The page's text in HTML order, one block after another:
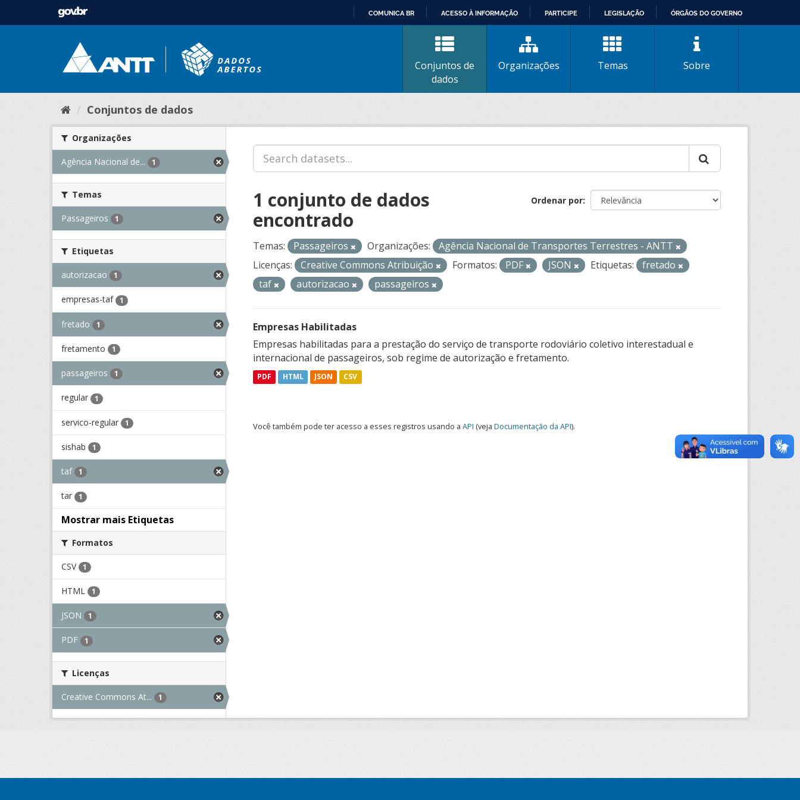
CONTEÚDO
COMUNICA BR ACESSO À INFORMAÇÃO PARTICIPE LEGISLAÇÃO ÓRGÃOS DO GOVERNO
Conjuntos de
dados
Organizações Temas Sobre
Conjuntos de dados
Organizações
Agência Nacional de... 1
Temas
Passageiros 1
Etiquetas
autorizacao 1
empresas-taf 1
fretado 1
fretamento 1
passageiros 1
regular 1
servico-regular 1
sishab 1
taf 1
tar 1
Mostrar mais Etiquetas
Formatos
CSV 1
HTML 1
JSON 1
PDF 1
Licenças
Creative Commons At... 1
Ordenar por
1 conjunto de dados
encontrado
Temas: Passageiros Organizações:
Agência Nacional de Transportes Terrestres - ANTT
Licenças:
Creative Commons Atribuição Formatos: PDF JSON Etiquetas:
fretado
taf
autorizacao passageiros
Empresas Habilitadas
Empresas habilitadas para a prestação do serviço de transporte rodoviário coletivo interestadual e
internacional de passageiros, sob regime de autorização e fretamento.
PDF HTML JSON CSV
Você também pode ter acesso a esses registros usando a API (veja Documentação da API).